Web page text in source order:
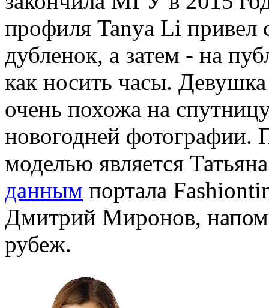
профиля Tanya Li привел
дубленок, а затем - на
как носить часы.
очень похожа на
новогодней фотографии.
моделью является
данным портала
Дмитрий Миронов,
рубеж.